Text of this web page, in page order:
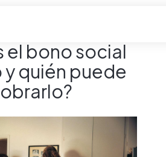
térmico y quién puede cobrarlo?
el bono social
quién puede